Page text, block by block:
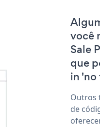
você
Sale
que
in 'no
Outros
de